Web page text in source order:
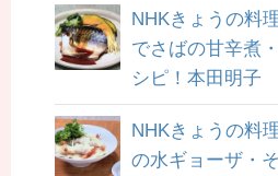
NHKきょうの料
でさばの甘辛煮
シピ！本田明子
NHKきょうの料
の水ギョーザ・